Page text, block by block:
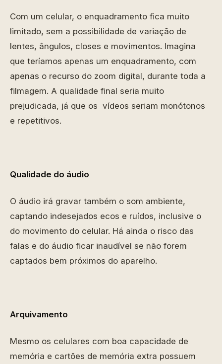
Com um celular, o enquadramento fica muito
limitado, sem a possibilidade de variação de
lentes, ângulos, closes e movimentos. Imagina
que teríamos apenas um enquadramento, com
apenas o recurso do zoom digital, durante toda a
filmagem. A qualidade final seria muito
prejudicada, já que os vídeos seriam monótonos
e repetitivos.
Qualidade do áudio
O áudio irá gravar também o som ambiente,
captando indesejados ecos e ruídos, inclusive o
do movimento do celular. Há ainda o risco das
falas e do áudio ficar inaudível se não forem
captados bem próximos do aparelho.
Arquivamento
Mesmo os celulares com boa capacidade de
memória e cartões de memória extra possuem